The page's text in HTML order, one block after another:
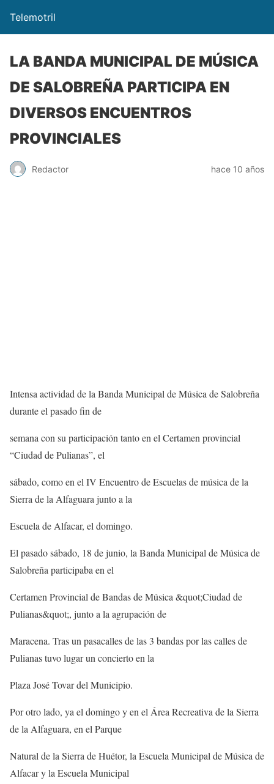
Telemotril
LA BANDA MUNICIPAL DE MÚSICA
DE SALOBREÑA PARTICIPA EN
DIVERSOS ENCUENTROS
PROVINCIALES
Redactor hace 10 años
Intensa actividad de la Banda Municipal de Música de Salobreña
durante el pasado fin de
semana con su participación tanto en el Certamen provincial
“Ciudad de Pulianas”, el
sábado, como en el IV Encuentro de Escuelas de música de la
Sierra de la Alfaguara junto a la
Escuela de Alfacar, el domingo.
El pasado sábado, 18 de junio, la Banda Municipal de Música de
Salobreña participaba en el
Certamen Provincial de Bandas de Música &quot;Ciudad de
Pulianas&quot;, junto a la agrupación de
Maracena. Tras un pasacalles de las 3 bandas por las calles de
Pulianas tuvo lugar un concierto en la
Plaza José Tovar del Municipio.
Por otro lado, ya el domingo y en el Área Recreativa de la Sierra
de la Alfaguara, en el Parque
Natural de la Sierra de Huétor, la Escuela Municipal de Música de
Alfacar y la Escuela Municipal